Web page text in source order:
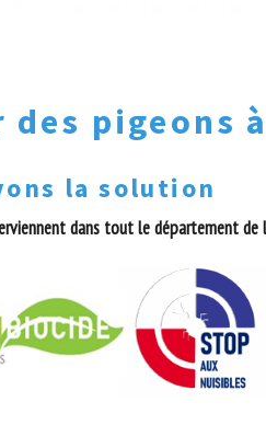
des pigeons
la solution
dans tout le département de